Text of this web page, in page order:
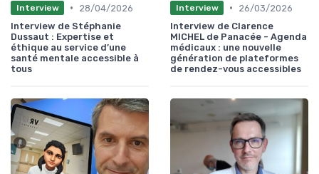
Interview •
28/04/2026
Interview de Stéphanie
Dussaut : Expertise et
éthique au service d’une
santé mentale accessible à
tous
Interview •
26/03/2026
Interview de Clarence
MICHEL de Panacée - Agenda
médicaux : une nouvelle
génération de plateformes
de rendez-vous accessibles